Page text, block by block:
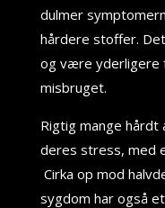
dulmer
hårdere stoffer.
og være yderligere
misbruget.
Rigtig mange
deres stress, med
Cirka op mod
sygdom har også